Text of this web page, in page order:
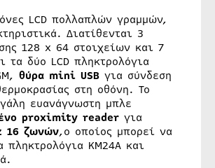
LCD πολλαπλών γραμμών,
Διατίθενται 3
128 x 64 στοιχείων και 7
δύο LCD πληκτρολόγια
θύρα mini USBγια σύνδεση
στη οθόνη. Το
ευανάγνωστη μπλε
proximity reader για
16 ζωνών,ο οποίος μπορεί να
KM24A και